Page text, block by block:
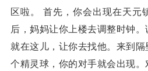
区啦。 首先，你会出现在天元
后，妈妈让你上楼去调整时钟
就在这儿，让你去找他。来到
个精灵球，你的对手就会出现